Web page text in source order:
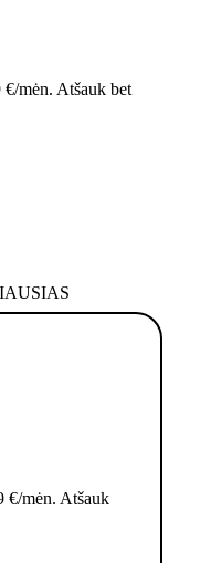
€/mėn. Atšauk bet
€/mėn. Atšauk